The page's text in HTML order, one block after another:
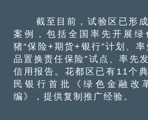
截至目前，试验区已形成
案例，包括全国率先开展绿
猪“保险+期货+银行”计划、率
品置换责任保险”试点、率先
信用报告。花都区已有11个
民银行首批《绿色金融改
编》，提供复制推广经验。